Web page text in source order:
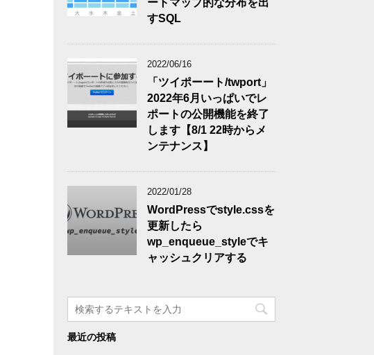
ートマップ的な分布を出
すSQL
2022/06/16
「ツイポーート/twport」
2022年6月いっぱいでレ
ポートの公開機能を終了
します【8/1 22時からメ
ンテナンス】
2022/01/28
WordPressでstyle.cssを
更新したら
wp_enqueue_styleでキ
ャッシュクリアする
最近の投稿